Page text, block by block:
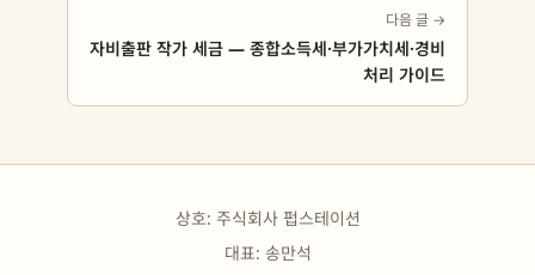
다음 글 →
자비출판 작가 세금 — 종합소득세·부가가치세·경비
처리 가이드
상호: 주식회사 펍스테이션
대표: 송만석